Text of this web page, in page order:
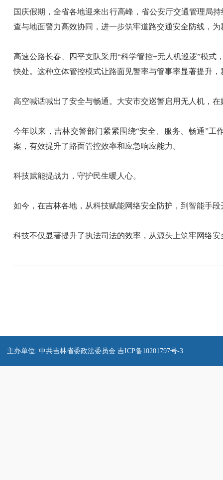
国庆假期，全省各地迎来出行高峰，省公安厅交通管理局
查与地面警力高效协同，进一步筑牢道路交通安全防线，
高速公路长春、四平支队采用“科学管控+无人机巡逻”模
快处。这种立体管控模式让路面见警率与管事率显著提升，
高空喊话喊出了安全与畅通。大安市交巡警启用无人机，
今年以来，吉林交警部门紧紧围绕“安全、服务、畅通”
案，有效提升了路面管控效率和应急响应能力。
科技赋能提战力，守护民生暖人心。
如今，在吉林各地，从科技赋能网络安全防护，到智能手
科技不仅显著提升了执法司法的效率，从源头上筑牢网络
主办单位: 中共吉林省委政法委员会 吉ICP备10201797号-3